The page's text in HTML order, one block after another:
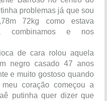
problemas já que sou
72kg como estava
combinamos e nos
de cara rolou aquela
negro casado 47 anos
e muito gostoso quando
coração começou a
putinha quer dizer que